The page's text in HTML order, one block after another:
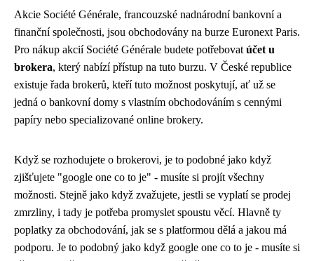
Akcie Société Générale, francouzské nadnárodní bankovní a
finanční společnosti, jsou obchodovány na burze Euronext Paris.
Pro nákup akcií Société Générale budete potřebovat účet u
brokera, který nabízí přístup na tuto burzu. V České republice
existuje řada brokerů, kteří tuto možnost poskytují, ať už se
jedná o bankovní domy s vlastním obchodováním s cennými
papíry nebo specializované online brokery.
Když se rozhodujete o brokerovi, je to podobné jako když
zjišťujete "google one co to je" - musíte si projít všechny
možnosti. Stejně jako když zvažujete, jestli se vyplatí se prodej
zmrzliny, i tady je potřeba promyslet spoustu věcí. Hlavně ty
poplatky za obchodování, jak se s platformou dělá a jakou má
podporu. Je to podobný jako když google one co to je - musíte si